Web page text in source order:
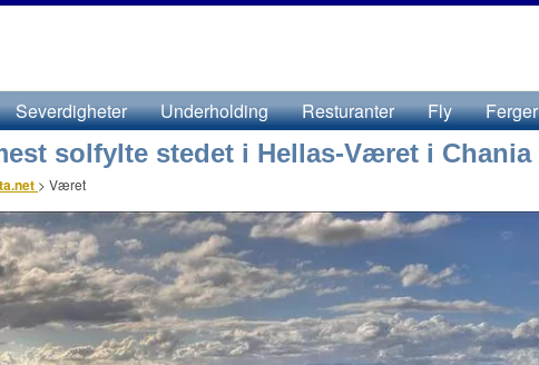
Severdigheter Underholding Resturanter Fly Ferger
solfylte stedet i Hellas-Været i Chania
> Været